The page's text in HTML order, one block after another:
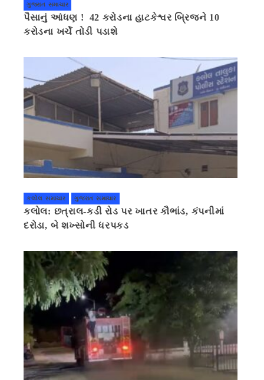
ગુજરાત સમાચાર
પૈસાનું આંધણ ! 42 કરોડના હાટકેશ્વર બ્રિજને 10
કરોડના ખર્ચે તોડી પડાશે
કલોલ સમાચાર ગુજરાત સમાચાર
કલોલ: છત્રાલ-કડી રોડ પર ખાતર કૌભાંડ, કંપનીમાં
દરોડા, બે શખ્સોની ધરપકડ